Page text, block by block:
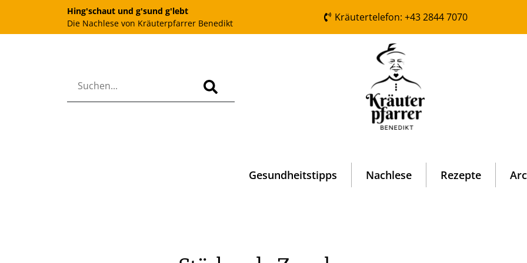
Hing'schaut und g'sund g'lebt
Die Nachlese von Kräuterpfarrer Benedikt
Kräutertelefon: +43 2844 7070
Gesundheitstipps Nachlese Rezepte